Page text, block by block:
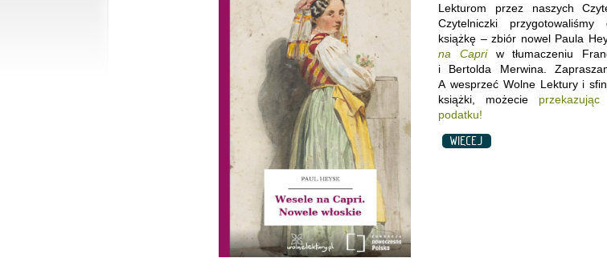
Lekturom przez naszych
Czytelniczki
książkę – zbiór nowel Paula
na Capriw tłumaczeniu
i Bertolda Merwina.
A wesprzeć Wolne Lektury i
książki, możecie
podatku!
WIĘCEJ